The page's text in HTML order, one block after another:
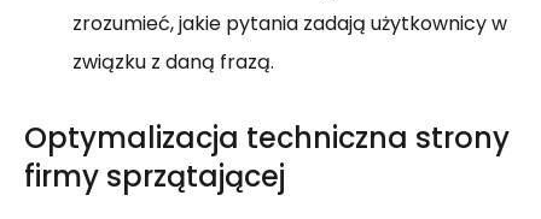
zrozumieć, jakie pytania zadają użytkownicy w
związku z daną frazą.
Optymalizacja techniczna strony
firmy sprzątającej